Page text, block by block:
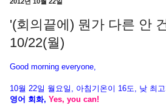
'(회의끝에) 뭔가 다른 안
10/22(월)
Good morning everyone,
10월 22일 월 요일, 아침기온이 16도, 낮 최
영어 회화, Yes, you can!